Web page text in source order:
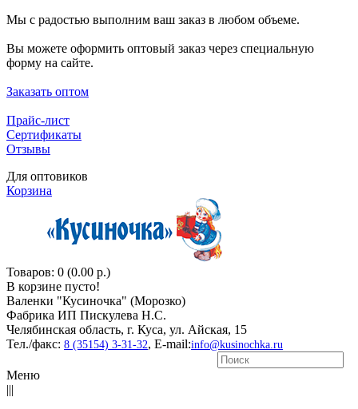
Мы с радостью выполним ваш заказ в любом объеме.
Вы можете оформить оптовый заказ через специальную
форму на сайте.
Заказать оптом
Прайс-лист
Сертификаты
Отзывы
Для оптовиков
Корзина
Товаров: 0 (0.00 р.)
В корзине пусто!
Валенки "Кусиночкa" (Морозко)
Фабрика ИП Пискулева Н.С.
Челябинская область, г. Куса, ул. Айская, 15
Тел./факс: 8 (35154) 3-31-32, E-mail:info@kusinochka.ru
Меню
|||